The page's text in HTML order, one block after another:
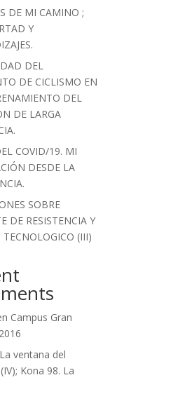
DE MI CAMINO ;
Y
DEL
DE CICLISMO EN
DEL
DE LARGA
COVID/19. MI
DESDE LA
SOBRE
DE RESISTENCIA Y
(III)
Campus Gran
La ventana del
Kona 98. La